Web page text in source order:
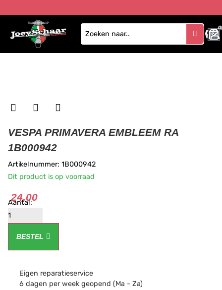
0
0
VESPA PRIMAVERA EMBLEEM RA
1B000942
Artikelnummer: 1B000942
Dit product is op voorraad
24.00
BESTEL
Eigen reparatieservice
6 dagen per week geopend (Ma - Za)